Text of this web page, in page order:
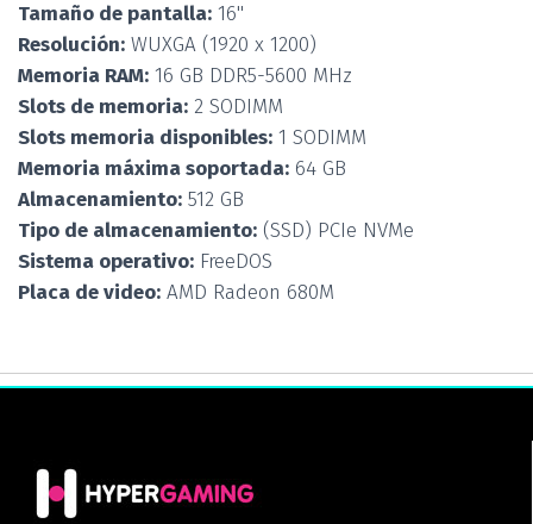
Tamaño de pantalla: 16''
Resolución: WUXGA (1920 x 1200)
Memoria RAM: 16 GB DDR5-5600 MHz
Slots de memoria: 2 SODIMM
Slots memoria disponibles: 1 SODIMM
Memoria máxima soportada: 64 GB
Almacenamiento: 512 GB
Tipo de almacenamiento: (SSD) PCIe NVMe
Sistema operativo: FreeDOS
Placa de video: AMD Radeon 680M